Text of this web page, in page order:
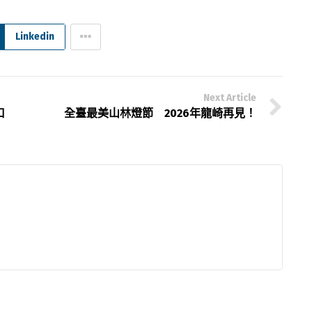
Linkedin
Next Article
全臺最美山林燈節 2026年龍崎再見！